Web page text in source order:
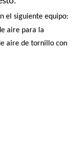
el siguiente equipo:
aire para la
aire de tornillo con